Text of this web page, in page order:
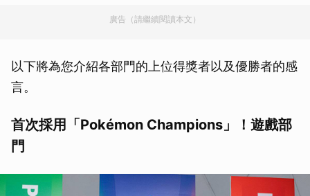
廣告（請繼續閱讀本文）
以下將為您介紹各部門的上位得獎者以及優勝者的感
言。
首次採用「Pokémon Champions」！遊戲部
門